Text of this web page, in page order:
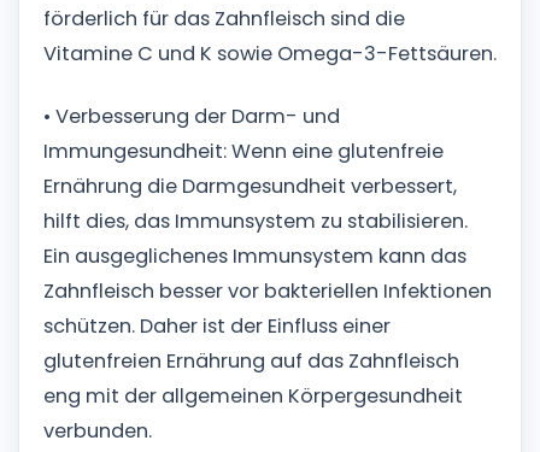
förderlich für das Zahnfleisch sind die
Vitamine C und K sowie Omega-3-Fettsäuren.
• Verbesserung der Darm- und
Immungesundheit: Wenn eine glutenfreie
Ernährung die Darmgesundheit verbessert,
hilft dies, das Immunsystem zu stabilisieren.
Ein ausgeglichenes Immunsystem kann das
Zahnfleisch besser vor bakteriellen Infektionen
schützen. Daher ist der Einfluss einer
glutenfreien Ernährung auf das Zahnfleisch
eng mit der allgemeinen Körpergesundheit
verbunden.